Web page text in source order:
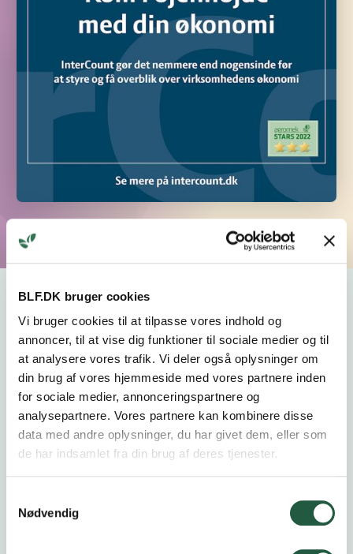
BLF.DK bruger cookies
Vi bruger cookies til at tilpasse vores indhold og
annoncer, til at vise dig funktioner til sociale medier og til
at analysere vores trafik. Vi deler også oplysninger om
din brug af vores hjemmeside med vores partnere inden
for sociale medier, annonceringspartnere og
analysepartnere. Vores partnere kan kombinere disse
data med andre oplysninger, du har givet dem, eller som
de har indsamlet fra din brug af deres tjenester.
Nødvendig
Kalender
20.9.2026 Åbent Landbrug